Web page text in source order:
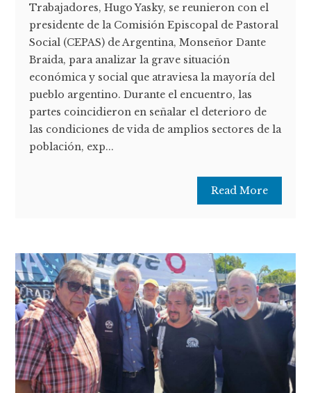
Trabajadores, Hugo Yasky, se reunieron con el
presidente de la Comisión Episcopal de Pastoral
Social (CEPAS) de Argentina, Monseñor Dante
Braida, para analizar la grave situación
económica y social que atraviesa la mayoría del
pueblo argentino. Durante el encuentro, las
partes coincidieron en señalar el deterioro de
las condiciones de vida de amplios sectores de la
población, exp...
Read More